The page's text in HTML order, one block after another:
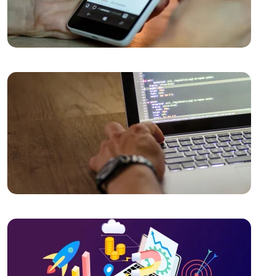
Kahve Dükkanı Logo Tasarımı: Markanızı Yansıtan
Özgün Bir Kimlik Oluşturun
Responsive Web Tasarımı Nedir ve Neden
Müzik Albümü Kapak Tasarımı: Sanatı ve Pazarlamayı
Buluşturan Yaratıcı Süreç
Popup Tasarımı: Web Sitesi İçin Etkili Bir Pazarlama
Aracı
Bir Kimlik
E-Posta Pazarlama ve Web Tasarımın Güçlü
Birlikteliği